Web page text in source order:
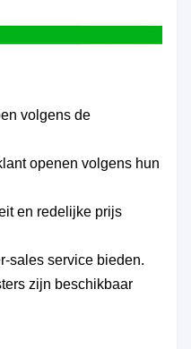
volgens de
openen volgens hun
en redelijke prijs
sales service bieden.
zijn beschikbaar